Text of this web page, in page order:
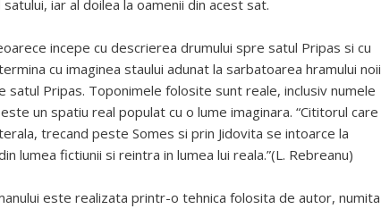
iar al doilea la oamenii din acest sat.
incepe cu descrierea drumului spre satul Pripas si cu
cu imaginea staului adunat la sarbatoarea hramului noii
satul Pripas. Toponimele folosite sunt reale, inclusiv numele
un spatiu real populat cu o lume imaginara. “Cititorul care
trecand peste Somes si prin Jidovita se intoarce la
lumea fictiunii si reintra in lumea lui reala.”(L. Rebreanu)
este realizata printr-o tehnica folosita de autor, numita